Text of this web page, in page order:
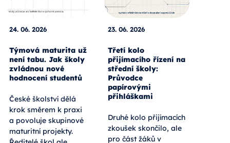
24. 06. 2026
Týmová maturita už
není tabu. Jak školy
zvládnou nové
hodnocení studentů
České školství dělá
krok směrem k praxi
a povoluje skupinové
maturitní projekty.
23. 06. 2026
Třetí kolo
přijímacího řízení na
střední školy:
Průvodce
papírovými
přihláškami
Druhé kolo přijímacích
zkoušek skončilo, ale
pro část žáků v